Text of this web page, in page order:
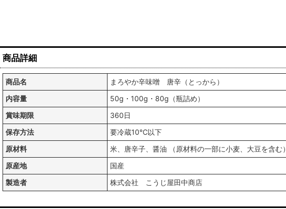
商品詳細
商品名
まろやか辛味噌 唐辛（とっから）
内容量
50g・100g・80g（瓶詰め）
賞味期限
360日
保存方法
要冷蔵10℃以下
原材料
米、唐辛子、醤油 （原材料の一部に小麦、大豆を含む）
原産地
国産
製造者
株式会社 こうじ屋田中商店